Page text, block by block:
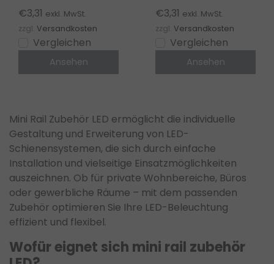
€3,31 exkl. MwSt.
zzgl. Versandkosten
Vergleichen
Ansehen
€3,31 exkl. MwSt.
zzgl. Versandkosten
Vergleichen
Ansehen
Mini Rail Zubehör LED ermöglicht die individuelle
Gestaltung und Erweiterung von LED-
Schienensystemen, die sich durch einfache
Installation und vielseitige Einsatzmöglichkeiten
auszeichnen. Ob für private Wohnbereiche, Büros
oder gewerbliche Räume – mit dem passenden
Zubehör optimieren Sie Ihre LED-Beleuchtung
effizient und flexibel.
Wofür eignet sich mini rail zubehör